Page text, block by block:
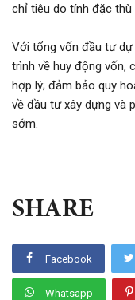
chỉ tiêu do tính đặc thù
Với tổng vốn đầu tư dự
trình về huy động vốn,
hợp lý; đảm bảo quy
về đầu tư xây dựng và
sớm.
SHARE
Facebook
Whatsapp